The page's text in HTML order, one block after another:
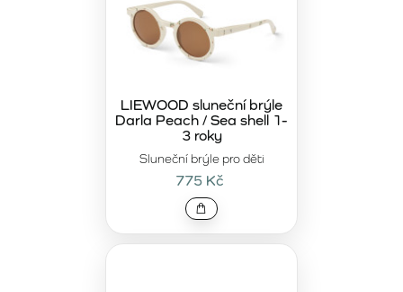
Sluneční brýle pro děti
LIEWOOD sluneční brýle
Darla Peach / Sea shell 1-
3 roky
775 Kč